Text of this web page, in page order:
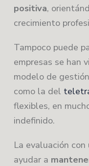
positiva,
crecimiento
Tampoco puede
empresas se han
modelo de
como la del
flexibles, en
indefinido.
La evaluación
ayudar a